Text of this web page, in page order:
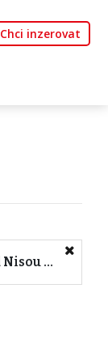
Chci inzerovat
Jablonec nad Nisou (Okres, Liberecký kraj)